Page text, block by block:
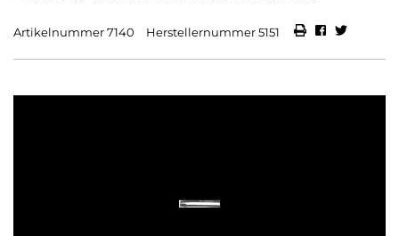
Artikelnummer 7140 Herstellernummer 5151